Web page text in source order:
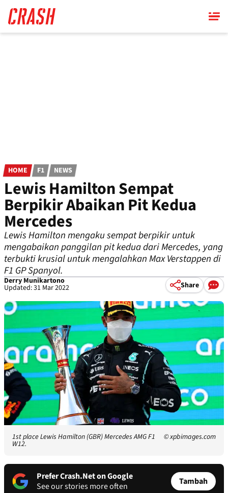
main
content
HOME F1 NEWS
Lewis Hamilton Sempat
Berpikir Abaikan Pit Kedua
Mercedes
Lewis Hamilton mengaku sempat berpikir untuk
mengabaikan panggilan pit kedua dari Mercedes, yang
terbukti krusial untuk mengalahkan Max Verstappen di
F1 GP Spanyol.
Derry Munikartono
Updated: 31 Mar 2022 Share
1st place Lewis Hamilton (GBR) Mercedes AMG F1
W12.
© xpbimages.com
Prefer Crash.Net on Google
See our stories more often
Tambah